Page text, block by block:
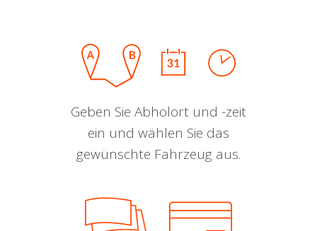
Geben Sie Abholort und -zeit
ein und wählen Sie das
gewünschte Fahrzeug aus.